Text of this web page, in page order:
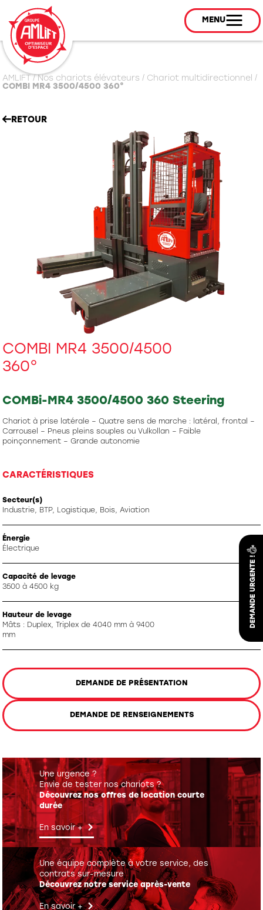
MENU
AMLIFT/Nos chariots élévateurs / Chariot multidirectionnel /
COMBI MR4 3500/4500 360°
RETOUR
COMBI MR4 3500/4500
360°
COMBi-MR4 3500/4500 360 Steering
Chariot à prise latérale – Quatre sens de marche : latéral, frontal –
Carrousel – Pneus pleins souples ou Vulkollan – Faible
poinçonnement – Grande autonomie
CARACTÉRISTIQUES
Secteur(s)
Industrie, BTP, Logistique, Bois, Aviation
Énergie
Électrique
Capacité de levage
3500 à 4500 kg
Hauteur de levage
Mâts : Duplex, Triplex de 4040 mm à 9400
mm
DEMANDE DE PRÉSENTATION
DEMANDE DE RENSEIGNEMENTS
Une urgence ?
Envie de tester nos chariots ?
Découvrez nos offres de location courte
durée
En savoir +
Une équipe complète à votre service, des
contrats sur-mesure
Découvrez notre service après-vente
En savoir +